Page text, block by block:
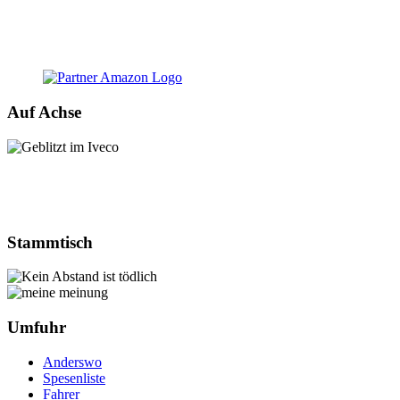
Auf Achse
Stammtisch
Umfuhr
Anderswo
Spesenliste
Fahrer